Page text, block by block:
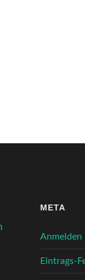
META
Anmelden
Eintrags-